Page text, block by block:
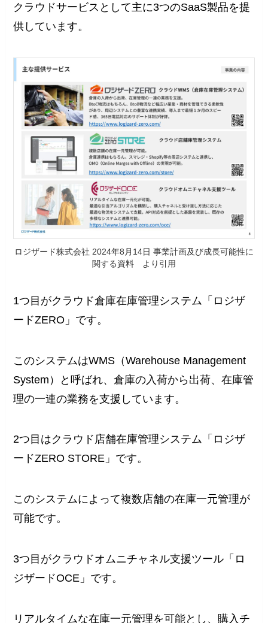
クラウドサービスとして主に3つのSaaS製品を提
供しています。
ロジザード株式会社 2024年8月14日 事業計画及び成長可能性に
関する資料 より引用
1つ目がクラウド倉庫在庫管理システム「ロジザ
ードZERO」です。
このシステムはWMS（Warehouse Management
System）と呼ばれ、倉庫の入荷から出荷、在庫管
理の一連の業務を支援しています。
2つ目はクラウド店舗在庫管理システム「ロジザ
ードZERO STORE」です。
このシステムによって複数店舗の在庫一元管理が
可能です。
3つ目がクラウドオムニチャネル支援ツール「ロ
ジザードOCE」です。
リアルタイムな在庫一元管理を可能とし、購入チ